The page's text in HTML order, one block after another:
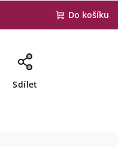
Do košíku
Sdílet